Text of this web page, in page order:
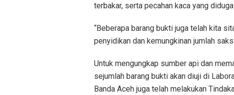
terbakar, serta pecahan kaca yang
“Beberapa barang bukti juga telah kita
penyidikan dan kemungkinan jumlah
Untuk mengungkap sumber api dan
sejumlah barang bukti akan diuji di
Banda Aceh juga telah melakukan